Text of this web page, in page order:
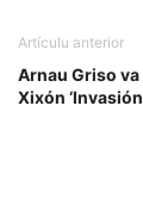
Artículu anterior
Arnau Griso
Xixón